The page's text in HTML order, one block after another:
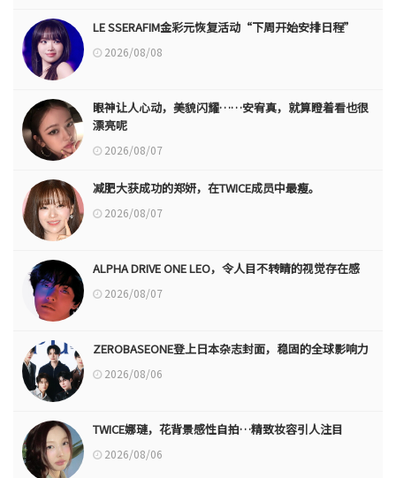
LE SSERAFIM金彩元恢复活动“下周开始安排日程”
2026/08/08
眼神让人心动，美貌闪耀……安宥真，就算瞪着看也很
漂亮呢
2026/08/07
减肥大获成功的郑妍，在TWICE成员中最瘦。
2026/08/07
ALPHA DRIVE ONE LEO，令人目不转睛的视觉存在感
2026/08/07
ZEROBASEONE登上日本杂志封面，稳固的全球影响力
2026/08/06
TWICE娜璉，花背景感性自拍…精致妆容引人注目
2026/08/06